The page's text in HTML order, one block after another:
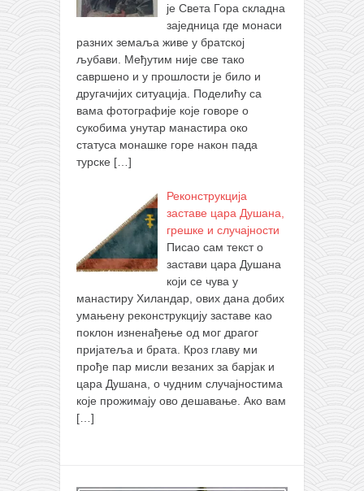
је Света Гора складна
заједница где монаси
разних земаља живе у братској
љубави. Међутим није све тако
савршено и у прошлости је било и
другачијих ситуација. Поделићу са
вама фотографије које говоре о
сукобима унутар манастира око
статуса монашке горе након пада
турске […]
Реконструкција
заставе цара Душана,
грешке и случајности
Писао сам текст о
застави цара Душана
који се чува у
манастиру Хиландар, ових дана добих
умањену реконструкцију заставе као
поклон изненађење од мог драгог
пријатеља и брата. Кроз главу ми
прође пар мисли везаних за барјак и
цара Душана, о чудним случајностима
које прожимају ово дешавање. Ако вам
[…]